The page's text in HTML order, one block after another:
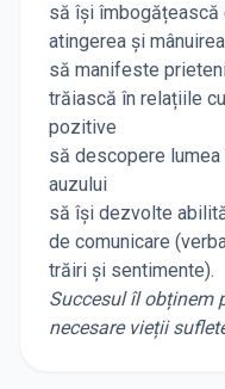
să își îmbogățească
atingerea și
să manifeste
trăiască în relațiile
pozitive
să descopere lumea
auzului
să își dezvolte
de comunicare
trăiri și sentimente).
Succesul îl obținem
necesare vieții